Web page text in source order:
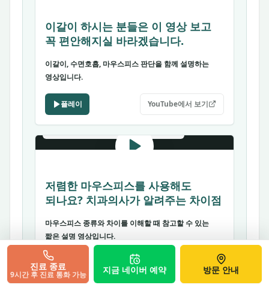
이갈이 하시는 분들은 이 영상 보고
꼭 편안해지실 바라겠습니다.
이갈이, 수면호흡, 마우스피스 판단을 함께 설명하는
영상입니다.
플레이 YouTube에서 보기
저렴한 마우스피스를 사용해도
되나요? 치과의사가 알려주는 차이점
마우스피스 종류와 차이를 이해할 때 참고할 수 있는
짧은 설명 영상입니다.
플레이
진료 종료
9시간 후 진료 통화 가능 지금 네이버 예약 방문 안내